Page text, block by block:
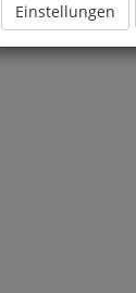
Einstellungen